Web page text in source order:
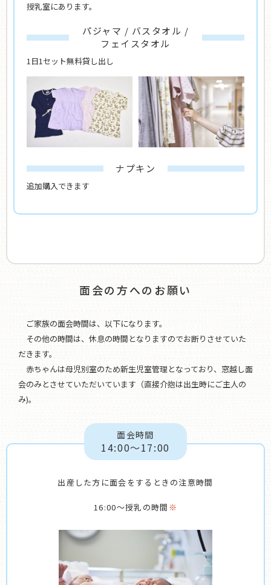
授乳室にあります。
パジャマ / バスタオル /
フェイスタオル
1日1セット無料貸し出し
ナプキン
追加購入できます
面会の方へのお願い
ご家族の面会時間は、以下になります。
その他の時間は、休息の時間となりますのでお断りさせていた
だきます。
赤ちゃんは母児別室のため新生児室管理となっており、窓越し面
会のみとさせていただいています（直接介抱は出生時にご主人の
み)。
面会時間
14:00〜17:00
出産した方に面会をするときの注意時間
16:00〜授乳の時間 ※